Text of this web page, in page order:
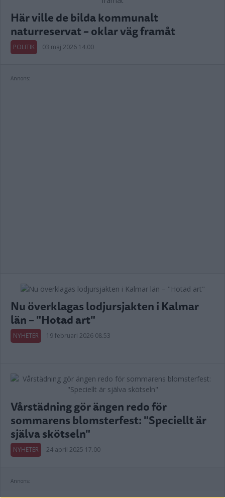
Här ville de bilda kommunalt
naturreservat – oklar väg framåt
POLITIK 03 maj 2026 14.00
Annons:
Nu överklagas lodjursjakten i Kalmar
län – "Hotad art"
NYHETER 19 februari 2026 08.53
Vårstädning gör ängen redo för
sommarens blomsterfest: "Speciellt är
själva skötseln"
NYHETER 24 april 2025 17.00
Annons: